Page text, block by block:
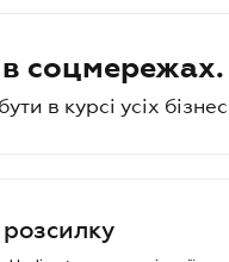
соцмережах.
в курсі усіх